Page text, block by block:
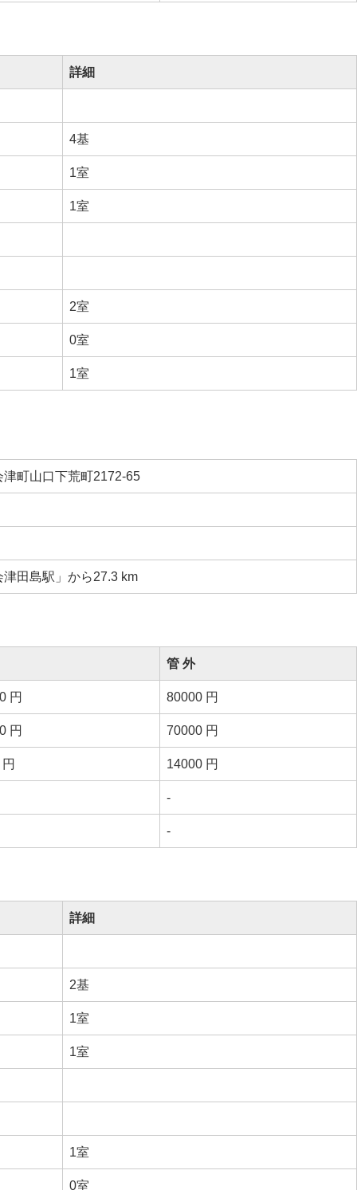
詳細
4基
1室
1室
2室
0室
1室
町山口下荒町2172-65
田島駅」から27.3 km
管 外
円 80000 円
円 70000 円
14000 円
-
-
詳細
2基
1室
1室
1室
0室